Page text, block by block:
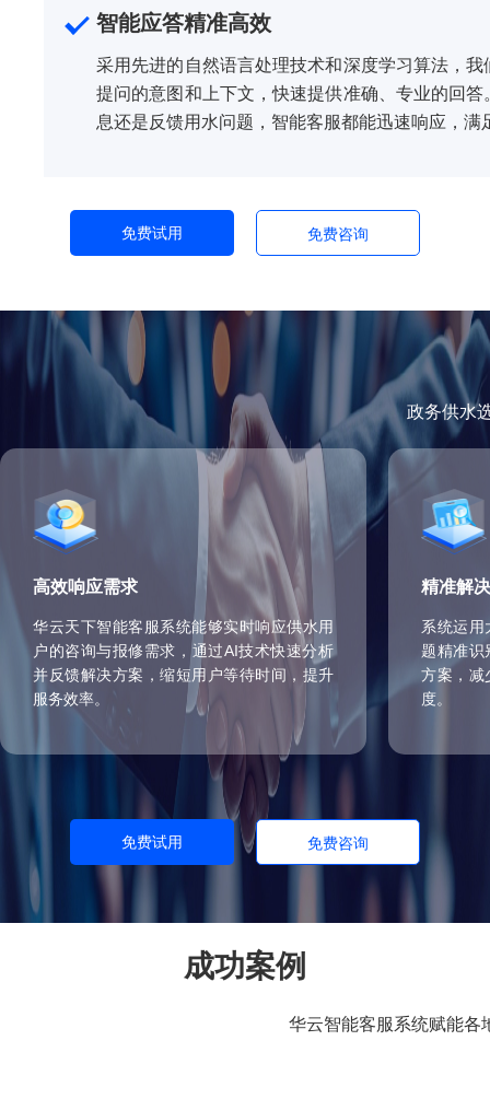
智能应答精准高效
采用先进的自然语言处理技术和深度学习算法，
提问的意图和上下文，快速提供准确、专业的回
息还是反馈用水问题，智能客服都能迅速响应，
免费试用 免费咨询
政务供水
高效响应需求
华云天下智能客服系统能够实时响应供水用
户的咨询与报修需求，通过AI技术快速分析
并反馈解决方案，缩短用户等待时间，提升
服务效率。
精准解
系统运用
题精准识
方案，减
度。
免费试用 免费咨询
成功案例
华云智能客服系统赋能各